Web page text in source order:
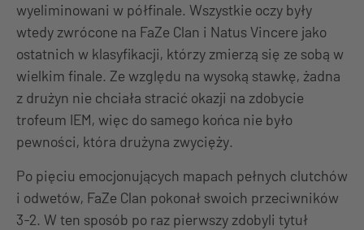
wyeliminowani w półfinale. Wszystkie oczy były
wtedy zwrócone na FaZe Clan i Natus Vincere jako
ostatnich w klasyfikacji, którzy zmierzą się ze sobą w
wielkim finale. Ze względu na wysoką stawkę, żadna
z drużyn nie chciała stracić okazji na zdobycie
trofeum IEM, więc do samego końca nie było
pewności, która drużyna zwycięży.
Po pięciu emocjonujących mapach pełnych clutchów
i odwetów, FaZe Clan pokonał swoich przeciwników
3-2. W ten sposób po raz pierwszy zdobyli tytuł